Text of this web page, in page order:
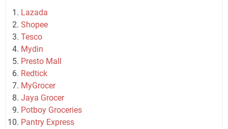
Lazada
Shopee
Tesco
Mydin
Presto Mall
Redtick
MyGrocer
Jaya Grocer
Potboy Groceries
Pantry Express